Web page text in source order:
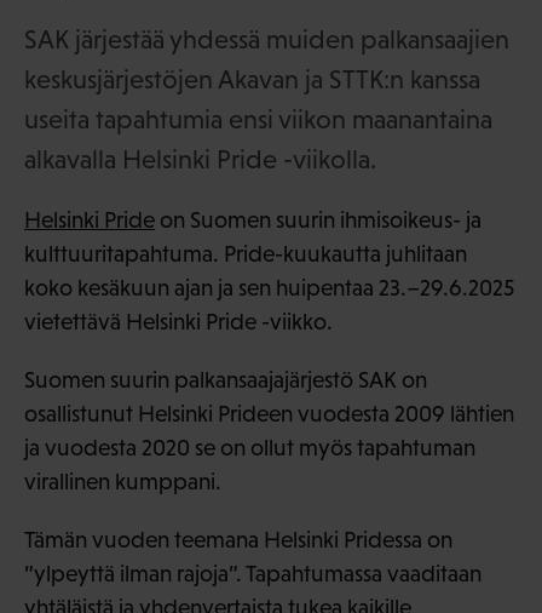
SAK järjestää yhdessä muiden palkansaajien
keskusjärjestöjen Akavan ja STTK:n kanssa
useita tapahtumia ensi viikon maanantaina
alkavalla Helsinki Pride -viikolla.
Helsinki Pride on Suomen suurin ihmisoikeus- ja
kulttuuritapahtuma. Pride-kuukautta juhlitaan
koko kesäkuun ajan ja sen huipentaa 23.–29.6.2025
vietettävä Helsinki Pride -viikko.
Suomen suurin palkansaajajärjestö SAK on
osallistunut Helsinki Prideen vuodesta 2009 lähtien
ja vuodesta 2020 se on ollut myös tapahtuman
virallinen kumppani.
Tämän vuoden teemana Helsinki Pridessa on
”ylpeyttä ilman rajoja”. Tapahtumassa vaaditaan